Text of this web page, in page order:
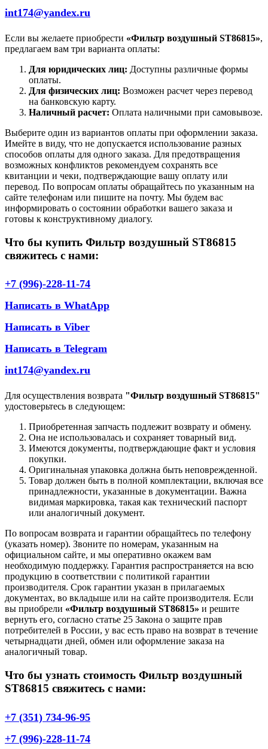
int174@yandex.ru
Если вы желаете приобрести «Фильтр воздушный ST86815»,
предлагаем вам три варианта оплаты:
Для юридических лиц: Доступны различные формы
оплаты.
Для физических лиц: Возможен расчет через перевод
на банковскую карту.
Наличный расчет: Оплата наличными при самовывозе.
Выберите один из вариантов оплаты при оформлении заказа.
Имейте в виду, что не допускается использование разных
способов оплаты для одного заказа. Для предотвращения
возможных конфликтов рекомендуем сохранять все
квитанции и чеки, подтверждающие вашу оплату или
перевод. По вопросам оплаты обращайтесь по указанным на
сайте телефонам или пишите на почту. Мы будем вас
информировать о состоянии обработки вашего заказа и
готовы к конструктивному диалогу.
Что бы купить Фильтр воздушный ST86815
свяжитесь с нами:
+7 (996)-228-11-74
Написать в WhatApp
Написать в Viber
Написать в Telegram
int174@yandex.ru
Для осуществления возврата "Фильтр воздушный ST86815"
удостоверьтесь в следующем:
Приобретенная запчасть подлежит возврату и обмену.
Она не использовалась и сохраняет товарный вид.
Имеются документы, подтверждающие факт и условия
покупки.
Оригинальная упаковка должна быть неповрежденной.
Товар должен быть в полной комплектации, включая все
принадлежности, указанные в документации. Важна
видимая маркировка, такая как технический паспорт
или аналогичный документ.
По вопросам возврата и гарантии обращайтесь по телефону
(указать номер). Звоните по номерам, указанным на
официальном сайте, и мы оперативно окажем вам
необходимую поддержку. Гарантия распространяется на всю
продукцию в соответствии с политикой гарантии
производителя. Срок гарантии указан в прилагаемых
документах, во вкладыше или на сайте производителя. Если
вы приобрели «Фильтр воздушный ST86815» и решите
вернуть его, согласно статье 25 Закона о защите прав
потребителей в России, у вас есть право на возврат в течение
четырнадцати дней, обмен или оформление заказа на
аналогичный товар.
Что бы узнать стоимость Фильтр воздушный
ST86815 свяжитесь с нами:
+7 (351) 734-96-95
+7 (996)-228-11-74